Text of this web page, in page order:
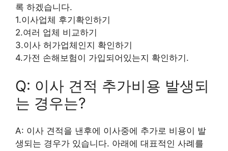
록 하겠습니다.
1.이사업체 후기확인하기
2.여러 업체 비교하기
3.이사 허가업체인지 확인하기
4.가전 손해보험이 가입되어있는지 확인하기.
Q: 이사 견적 추가비용 발생되
는 경우는?
A: 이사 견적을 낸후에 이사중에 추가로 비용이 발
생되는 경우가 있습니다. 아래에 대표적인 사례를